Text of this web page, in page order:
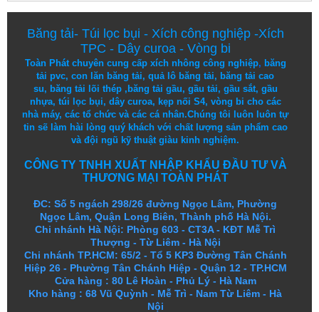
Băng tải- Túi lọc bụi - Xích công nghiệp-Xích
TPC - Dây curoa - Vòng bi
Toàn Phát chuyên cung cấp xích nhông công nghiệp, băng
tải pvc,con lăn băng tải,quả lô băng tải, băng tải cao
su, băng tải lõi thép,băng tải gầu, gầu tải, gầu sắt, gầu
nhựa, túi lọc bụi, dây curoa, kẹp nối S4, vòng bi cho các
nhà máy, các tổ chức và các cá nhân.Chúng tôi luôn luôn tự
tin sẽ làm hài lòng quý khách với chất lượng sảnphẩm cao
và đội ngũ kỹ thuật giàu kinh nghiệm.
CÔNG TY TNHH XUẤT NHẬP KHẨU ĐẦU TƯ VÀ
THƯƠNG MẠI TOÀN PHÁT
ĐC: Số 5 ngách 298/26 đường Ngọc Lâm, Phường
Ngọc Lâm, Quận Long Biên, Thành phố Hà Nội.
Chi nhánh Hà Nội: Phòng 603 - CT3A - KĐT Mễ Trì
Thượng - Từ Liêm - Hà Nội
Chi nhánh TP.HCM: 65/2 - Tổ 5 KP3 Đường Tân Chánh
Hiệp 26 - Phường Tân Chánh Hiệp - Quận 12 - TP.HCM
Cửa hàng : 80 Lê Hoàn - Phủ Lý - Hà Nam
Kho hàng :68 Vũ Quỳnh - Mễ Trì - Nam Từ Liêm - Hà
Nội